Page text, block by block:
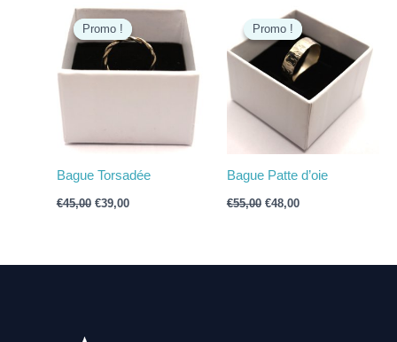
Promo !
Promo !
Bague Torsadée
€45,00
Le
initial
était :
€45,00.
€39,00
Le
prix
actuel
est :
€39,00.
Promo !
Promo !
Bague Patte d’oie
€55,00
initial
était :
€55,00.
€48,00
Le
prix
actuel
est :
€48,00.